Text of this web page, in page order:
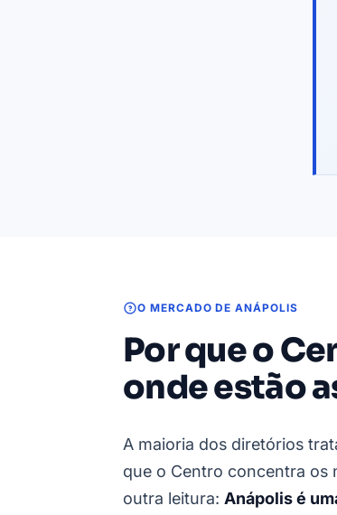
O MERCADO DE ANÁPOLIS
Por que o
onde estão
A maioria dos diretórios
que o Centro concentra os
outra leitura: Anápolis é